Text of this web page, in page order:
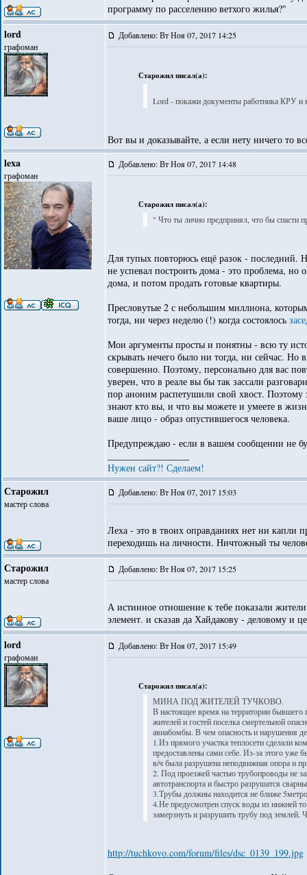
программу по расселению ветхого жилья?"
lord
графоман
Добавлено: Вт Ноя 07, 2017 14:25
Старожил писал(а):
Lord - покажи документы работника КРУ и
Вот вы и доказывайте, а если нету ничего
lexa
графоман
Добавлено: Вт Ноя 07, 2017 14:48
Старожил писал(а):
" Что ты лично предпринял, что бы спасти
Для тупых повторюсь ещё разок - последний.
не успевал построить дома - это проблема,
дома, и потом продать готовые квартиры.
Пресловутые 2 с небольшим миллиона,
тогда, ни через неделю (!) когда состоялось
Мои аргументы просты и понятны - всю ту
скрывать нечего было ни тогда, ни сейчас.
совершенно. Поэтому, персонально для вас
уверен, что в реале вы бы так зассали
пор аноним распетушили свой хвост. Поэтому
знают кто вы, и что вы можете и умеете в
ваше лицо - образ опустившегося человека.
Предупреждаю - если в вашем сообщении не
Нужен сайт?! Сделаем!
Старожил
мастер слова
Добавлено: Вт Ноя 07, 2017 15:03
Леха - это в твоих оправданиях нет ни капли
переходишь на личности. Ничтожный ты
Старожил
мастер слова
Добавлено: Вт Ноя 07, 2017 15:25
А истинное отношение к тебе показали
элемент. и сказав да Хайдакову - деловому и
lord
графоман
Добавлено: Вт Ноя 07, 2017 15:49
Старожил писал(а):
МИНА ПОД ЖИТЕЛЕЙ ТУЧКОВО.
В настоящее время на территории бывшего
жителей и гостей поселка смертельной
авиабомбы. В чем опасность и нарушения
1.Из прямого участка теплосети сделали
предоставлены сами себе. Из-за этого уже
в/ч была разрушена неподвижная опора и
2. Под проезжей частью трубопроводы не
автотранспорта и быстро разрушатся
3.Трубы должны находится не ближе
4.Не предусмотрен спуск воды из нижней
замерзнуть и разрушить трубу под землей.
http://tuchkovo.com/forum/files/dsc_0139_199.jpg